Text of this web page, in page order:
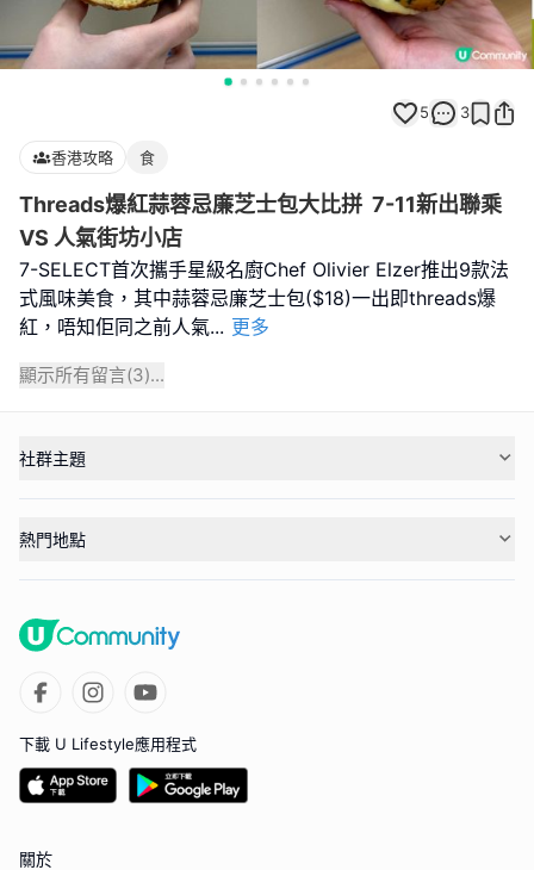
5 3
香港攻略 食
Threads爆紅蒜蓉忌廉芝士包大比拼 7-11新出聯乘
VS 人氣街坊小店
7-SELECT首次攜手星級名廚Chef Olivier Elzer推出9款法
式風味美食，其中蒜蓉忌廉芝士包($18)一出即threads爆
紅，唔知佢同之前人氣... 更多
顯示所有留言(3)...
社群主題
熱門地點
下載 U Lifestyle應用程式
關於